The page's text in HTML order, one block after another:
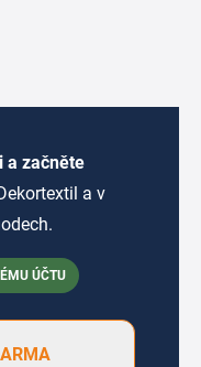
a začněte
a v
ÚČTU